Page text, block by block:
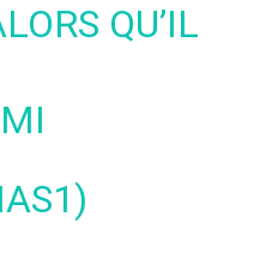
QU’IL